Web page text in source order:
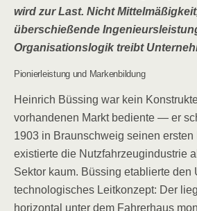
wird zur Last. Nicht
überschießende
Organisationslogik treibt
Pionierleistung und Markenbildung
Heinrich Büssing war kein
vorhandenen Markt bediente — er
1903 in Braunschweig seinen ersten
existierte die Nutzfahrzeugindustrie
Sektor kaum. Büssing etablierte den
technologisches Leitkonzept: Der
horizontal unter dem Fahrerhaus